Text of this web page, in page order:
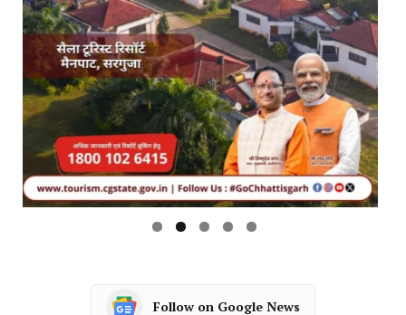
Follow on Google News